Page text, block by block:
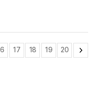
17 18 19 20